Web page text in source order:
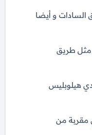
السادات و أيضا
طريق
هيلوبليس
مقربة من